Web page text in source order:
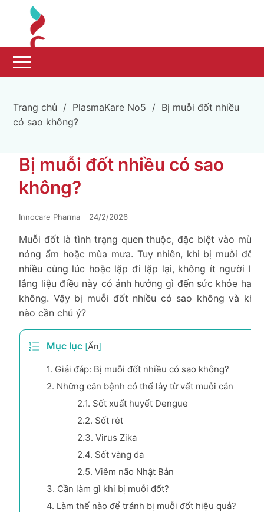
Trang chủ / PlasmaKare No5 / Bị muỗi đốt nhiều
có sao không?
Bị muỗi đốt nhiều có sao
không?
Innocare Pharma 24/2/2026
Muỗi đốt là tình trạng quen thuộc, đặc biệt vào mùa
nóng ẩm hoặc mùa mưa. Tuy nhiên, khi bị muỗi đốt
nhiều cùng lúc hoặc lặp đi lặp lại, không ít người lo
lắng liệu điều này có ảnh hưởng gì đến sức khỏe hay
không. Vậy bị muỗi đốt nhiều có sao không và khi
nào cần chú ý?
Mục lục [Ẩn]
1. Giải đáp: Bị muỗi đốt nhiều có sao không?
2. Những căn bệnh có thể lây từ vết muỗi cắn
2.1. Sốt xuất huyết Dengue
2.2. Sốt rét
2.3. Virus Zika
2.4. Sốt vàng da
2.5. Viêm não Nhật Bản
3. Cần làm gì khi bị muỗi đốt?
4. Làm thế nào để tránh bị muỗi đốt hiệu quả?